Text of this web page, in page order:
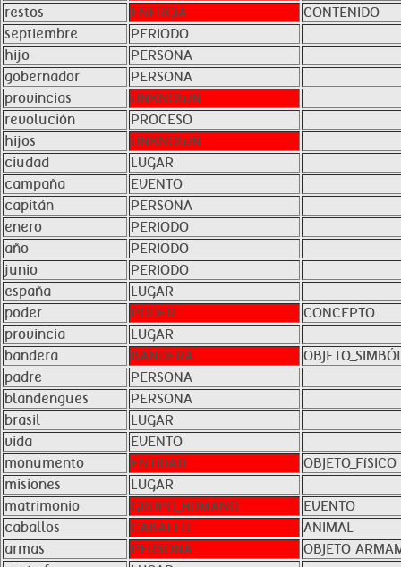
restos
ENERGíA
CONTENIDO
septiembre
PERIODO
hijo
PERSONA
gobernador
PERSONA
provincias
UNKNOWN
revolución
PROCESO
hijos
UNKNOWN
ciudad
LUGAR
campaña
EVENTO
capitán
PERSONA
enero
PERIODO
año
PERIODO
junio
PERIODO
españa
LUGAR
poder
PODER
CONCEPTO
provincia
LUGAR
bandera
BANDERA
padre
PERSONA
blandengues
PERSONA
brasil
LUGAR
vida
EVENTO
monumento
ENTIDAD
OBJETO_FíSICO
misiones
LUGAR
matrimonio
GRUPO_HUMANO
EVENTO
caballos
CABALLO
ANIMAL
armas
PERSONA